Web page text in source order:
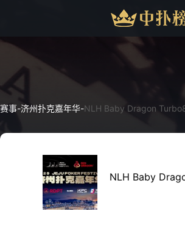
赛事-济州扑克嘉年华-NLH Baby Dragon
NLH Baby